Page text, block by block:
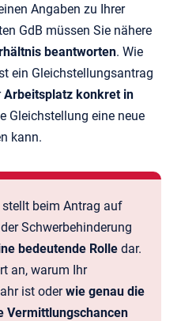
Angaben zu Ihrer
GdB müssen Sie nähere
beantworten. Wie
ein Gleichstellungsantrag
Arbeitsplatz konkret in
Gleichstellung eine neue
kann.
beim Antrag auf
Schwerbehinderung
bedeutende Rolle dar.
an, warum Ihr
ist oderwie genau die
Vermittlungschancen